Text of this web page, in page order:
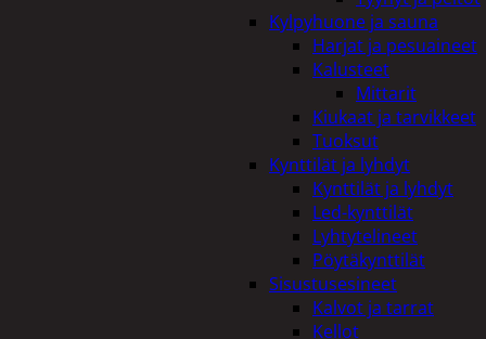
Kylpyhuone ja sauna
Harjat ja pesuaineet
Kalusteet
Mittarit
Kiukaat ja tarvikkeet
Tuoksut
Kynttilät ja lyhdyt
Kynttilät ja lyhdyt
Led-kynttilät
Lyhtytelineet
Pöytäkynttilät
Sisustusesineet
Kalvot ja tarrat
Kellot